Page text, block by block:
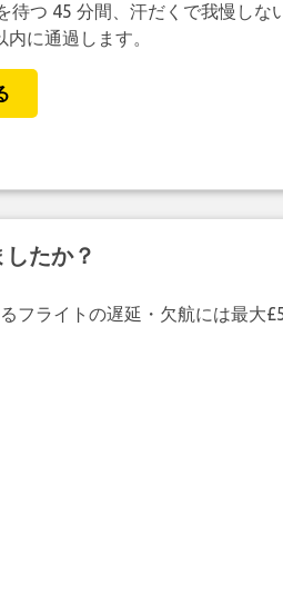
待つ 45 分間、汗だくで我慢しな
に通過します。
たか？
ライトの遅延・欠航には最大